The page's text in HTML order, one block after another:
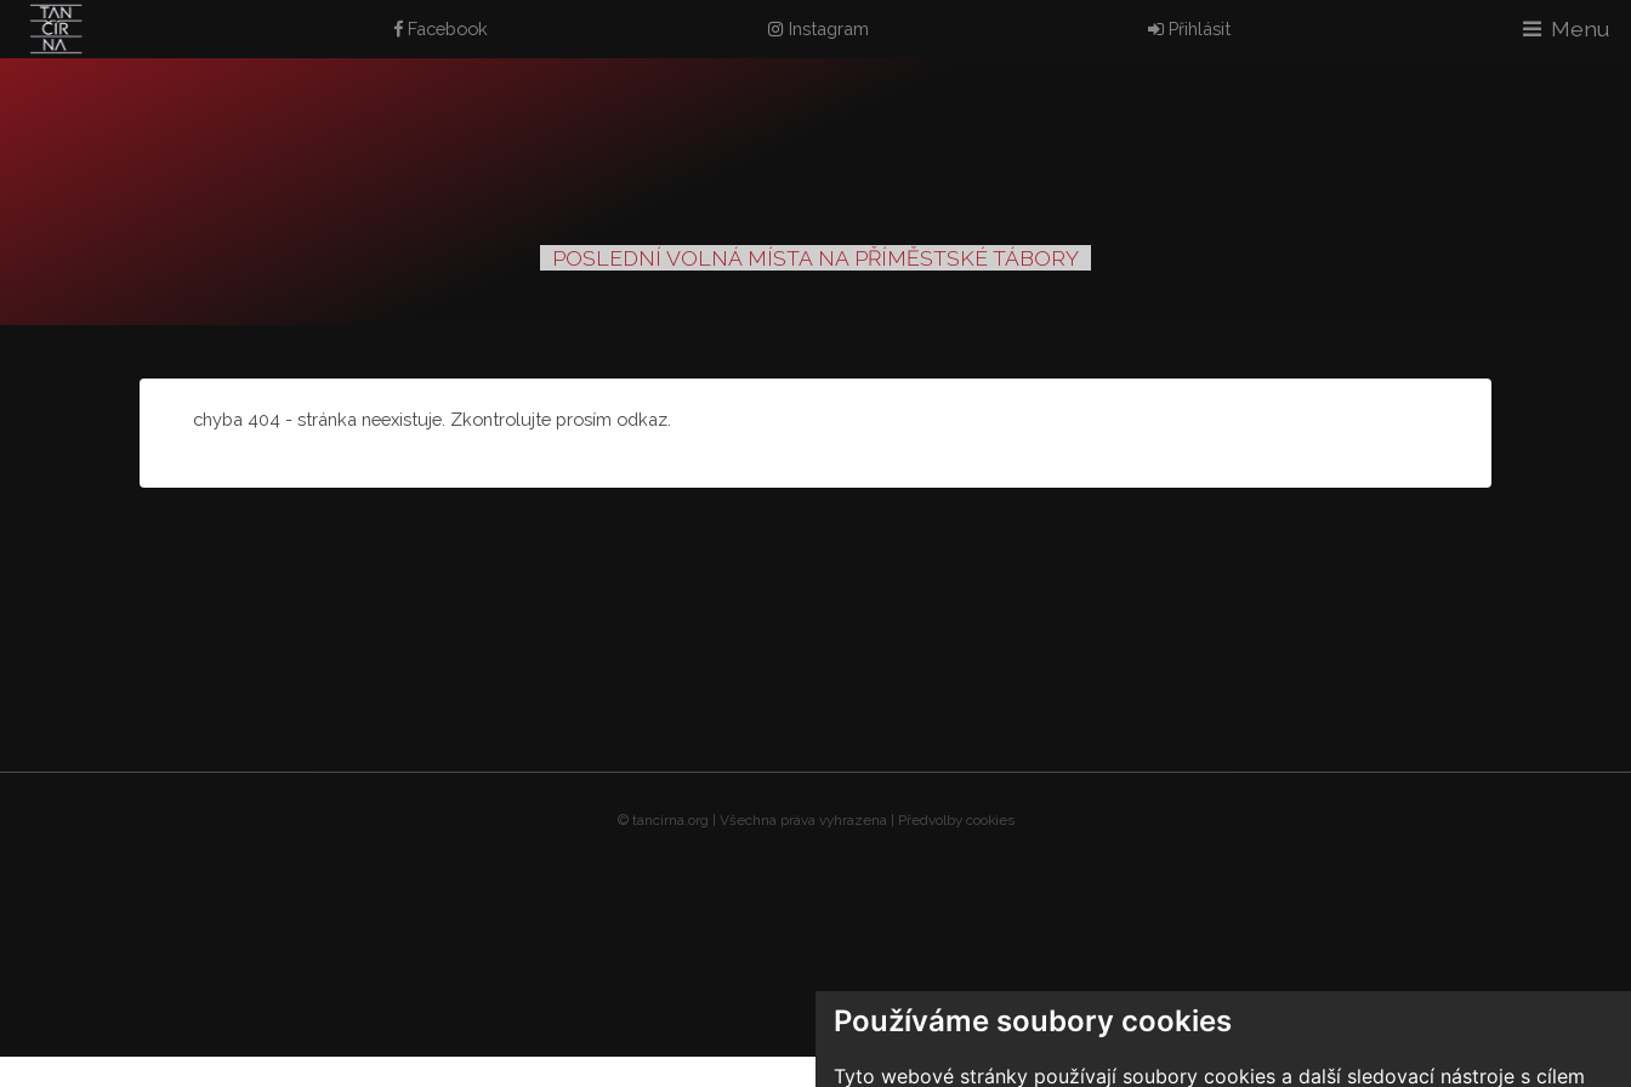
Používáme soubory cookies
Tyto webové stránky používají soubory cookies a další sledovací nástroje s cílem
Facebook Instagram Přihlásit Menu
POSLEDNÍ VOLNÁ MÍSTA NA PŘÍMĚSTSKÉ TÁBORY
chyba 404 - stránka neexistuje. Zkontrolujte prosím odkaz.
© tancirna.org | Všechna práva vyhrazena | Předvolby cookies